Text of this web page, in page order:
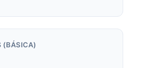
(BÁSICA)